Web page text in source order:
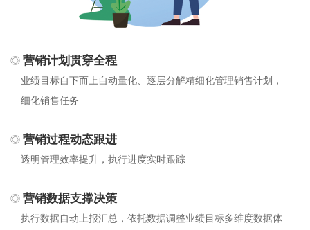
营销计划贯穿全程
业绩目标自下而上自动量化、逐层分解精细化管理销售计划，
细化销售任务
营销过程动态跟进
透明管理效率提升，执行进度实时跟踪
营销数据支撑决策
执行数据自动上报汇总，依托数据调整业绩目标多维度数据体